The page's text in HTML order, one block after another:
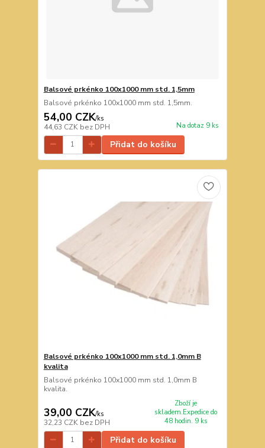
Balsové prkénko 100x1000 mm std. 1,5mm
Balsové prkénko 100x1000 mm std. 1,5mm.
54,00 CZK/ks
44,63 CZK bez DPH Na dotaz 9 ks
Přidat do košíku
Balsové prkénko 100x1000 mm std. 1,0mm B
kvalita
Balsové prkénko 100x1000 mm std. 1,0mm B
kvalita.
39,00 CZK/ks
32,23 CZK bez DPH
Zboží je
skladem.Expedice do
48 hodin. 9 ks
Přidat do košíku